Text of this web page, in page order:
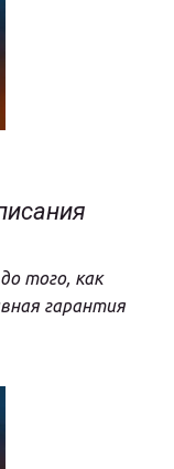
того, как
гарантия